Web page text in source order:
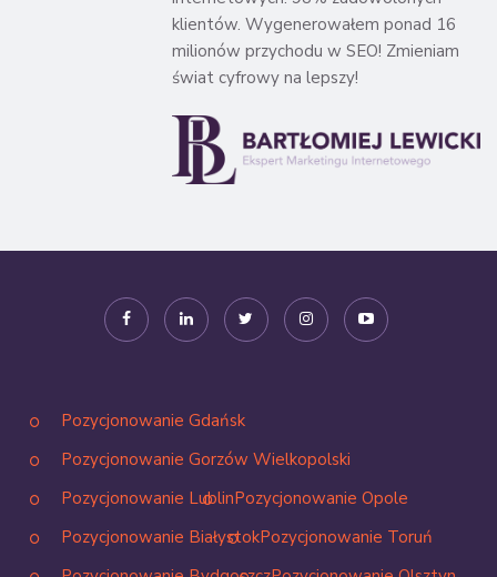
klientów. Wygenerowałem ponad 16
milionów przychodu w SEO! Zmieniam
świat cyfrowy na lepszy!
Pozycjonowanie Gdańsk
Pozycjonowanie Gorzów Wielkopolski
Pozycjonowanie LublinPozycjonowanie Opole
Pozycjonowanie BiałystokPozycjonowanie Toruń